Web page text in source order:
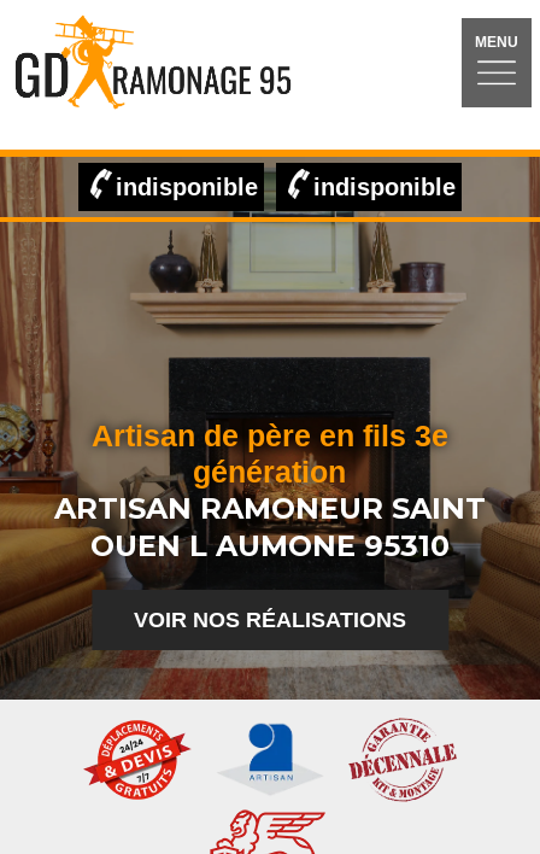
MENU
indisponible indisponible
Artisan de père en fils 3e
génération
ARTISAN RAMONEUR SAINT
OUEN L AUMONE 95310
VOIR NOS RÉALISATIONS